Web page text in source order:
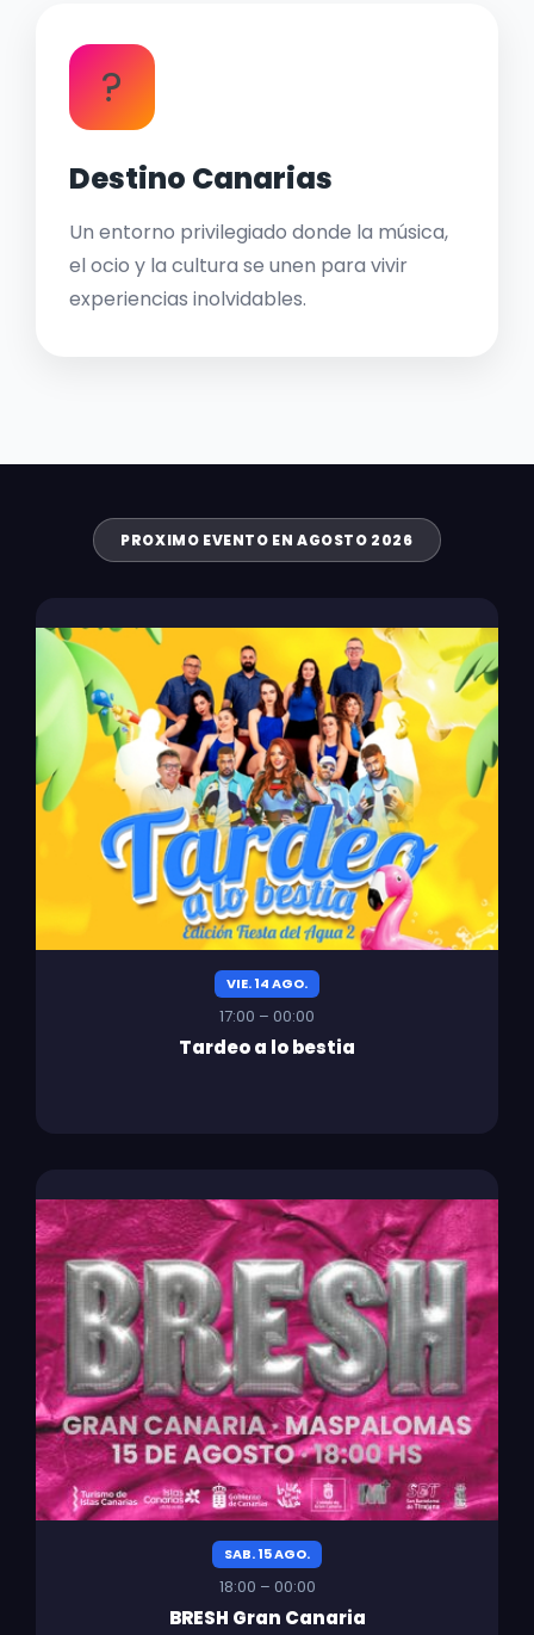
?
Destino Canarias
Un entorno privilegiado donde la música,
el ocio y la cultura se unen para vivir
experiencias inolvidables.
PROXIMO EVENTO EN AGOSTO 2026
VIE. 14 AGO.
17:00 – 00:00
Tardeo a lo bestia
SAB. 15 AGO.
18:00 – 00:00
BRESH Gran Canaria